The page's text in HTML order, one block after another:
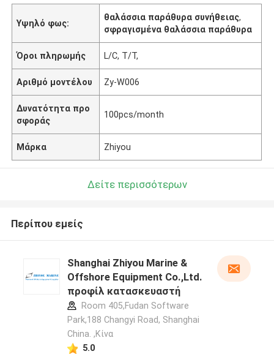
Υψηλό φως:
θαλάσσια παράθυρα συνήθειας,
σφραγισμένα θαλάσσια παράθυρα
Όροι πληρωμής L/C, T/T,
Αριθμό μοντέλου Zy-W006
Δυνατότητα προ
σφοράς
100pcs/month
Μάρκα Zhiyou
Δείτε περισσότερων
Περίπου εμείς
Shanghai Zhiyou Marine &
Offshore Equipment Co.,Ltd.
προφίλ κατασκευαστή
Room 405,Fudan Software
Park,188 Changyi Road, Shanghai
China. ,Κίνα
5.0